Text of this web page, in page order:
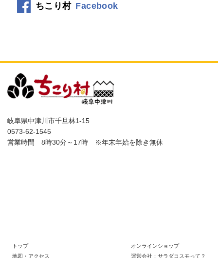
ちこり村 Facebook
岐阜県中津川市千旦林1-15
0573-62-1545
営業時間 8時30分～17時
※年末年始を除き無休
トップ
地図・アクセス
オンラインショップ
運営会社：サラダコスモって？